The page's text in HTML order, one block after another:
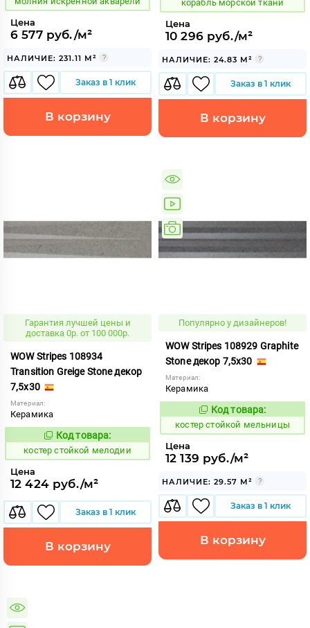
Цена
6 577 руб./м²
НАЛИЧИЕ: 231.11 М²
Заказ в 1 клик
В корзину
корабль морской ткани
Цена
10 296 руб./м²
НАЛИЧИЕ: 24.83 М²
Заказ в 1 клик
В корзину
Гарантия лучшей цены и
доставка 0р. от 100 000р.
WOW Stripes 108934
Transition Greige Stone декор
7,5x30
Материал:
Керамика
809173
Код товара:
костер стойкой мелодии
Цена
12 424 руб./м²
Заказ в 1 клик
В корзину
Популярно у дизайнеров!
WOW Stripes 108929 Graphite
Stone декор 7,5x30
Материал:
Керамика
809174
Код товара:
костер стойкой мельницы
Цена
12 139 руб./м²
НАЛИЧИЕ: 29.57 М²
Заказ в 1 клик
В корзину